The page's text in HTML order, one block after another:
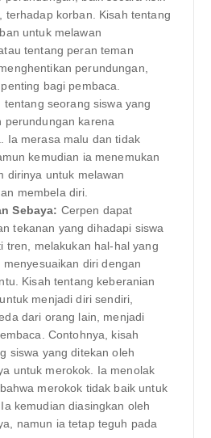
terhadap korban. Kisah tentang
untuk melawan
tentang peran teman
perundungan,
bagi pembaca.
tentang seorang siswa yang
perundungan karena
Ia merasa malu dan tidak
kemudian ia menemukan
dirinya untuk melawan
membela diri.
Sebaya: Cerpen dapat
tekanan yang dihadapi siswa
tren, melakukan hal-hal yang
diri dengan
Kisah tentang keberanian
menjadi diri sendiri,
dari orang lain, menjadi
Contohnya, kisah
siswa yang ditekan oleh
untuk merokok. Ia menolak
merokok tidak baik untuk
kemudian diasingkan oleh
namun ia tetap teguh pada